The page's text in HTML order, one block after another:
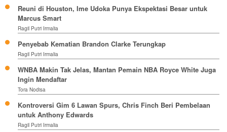
Reuni di Houston, Ime Udoka Punya Ekspektasi Besar untuk
Marcus Smart
Ragil Putri Irmalia
Penyebab Kematian Brandon Clarke Terungkap
Ragil Putri Irmalia
WNBA Makin Tak Jelas, Mantan Pemain NBA Royce White Juga
Ingin Mendaftar
Tora Nodisa
Kontroversi Gim 6 Lawan Spurs, Chris Finch Beri Pembelaan
untuk Anthony Edwards
Ragil Putri Irmalia